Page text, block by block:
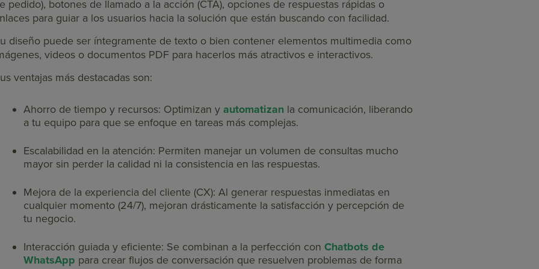
pedido), botones de llamado a la acción (CTA), opciones de respuestas rápidas o
para guiar a los usuarios hacia la solución que están buscando con facilidad.
diseño puede ser íntegramente de texto o bien contener elementos multimedia como
videos o documentos PDF para hacerlos más atractivos e interactivos.
ventajas más destacadas son:
Ahorro de tiempo y recursos: Optimizan y automatizan la comunicación, liberando
a tu equipo para que se enfoque en tareas más complejas.
Escalabilidad en la atención: Permiten manejar un volumen de consultas mucho
mayor sin perder la calidad ni la consistencia en las respuestas.
Mejora de la experiencia del cliente (CX): Al generar respuestas inmediatas en
cualquier momento (24/7), mejoran drásticamente la satisfacción y percepción de
tu negocio.
Interacción guiada y eficiente: Se combinan a la perfección con Chatbots de
WhatsApp para crear flujos de conversación que resuelven problemas de forma